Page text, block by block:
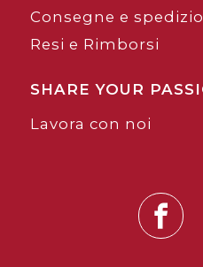
Consegne e
Resi e Rimborsi
SHARE YOUR
Lavora con noi